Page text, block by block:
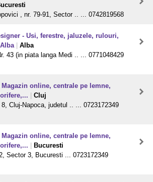
, nr. 79-91, Sector .. ... 0742819568
- Usi, ferestre, jaluzele, rulouri,
Alba
43 (in piata langa Medi .. ... 0771048429
online, centrale pe lemne,
Cluj
Cluj-Napoca, judetul .. ... 0723172349
online, centrale pe lemne,
Bucuresti
Sector 3, Bucuresti ... 0723172349